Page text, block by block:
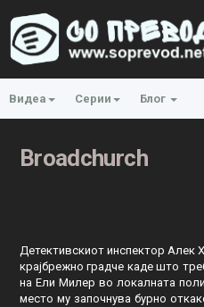
Видеа Серии Блог
Broadchurch
Детективскиот инспектор Алек
крајбрежно градче каде што
на Ели Милер во локалната
место му започнува бурно